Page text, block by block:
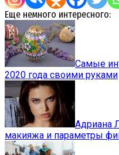
Еще немного интересного:
Самые
2020 года своими руками
Адриана
макияжа и параметры